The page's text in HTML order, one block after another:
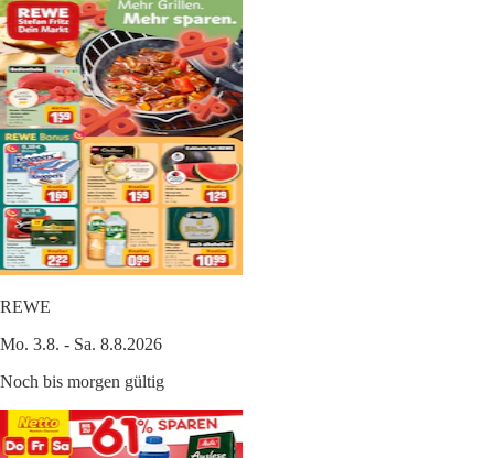
REWE
Mo. 3.8. - Sa. 8.8.2026
Noch bis morgen gültig